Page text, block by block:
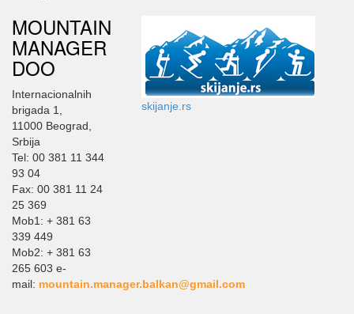
MOUNTAIN
MANAGER
DOO
Internacionalnih
brigada 1,
11000 Beograd,
Srbija
Tel: 00 381 11 344
93 04
Fax: 00 381 11 24
25 369
Mob1: + 381 63
339 449
Mob2: + 381 63
265 603 e-
mail: mountain.manager.balkan@gmail.com
skijanje.rs